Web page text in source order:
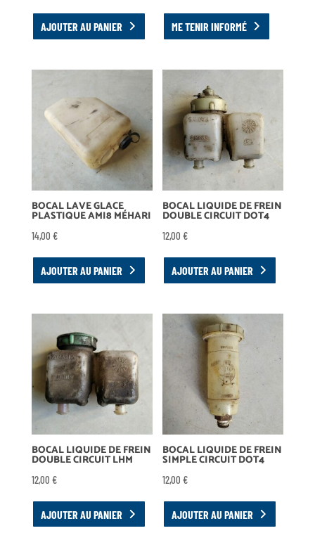
AJOUTER AU PANIER ME TENIR INFORMÉ
BOCAL LAVE GLACE
PLASTIQUE AMI8 MÉHARI
14,00 €
AJOUTER AU PANIER
BOCAL LIQUIDE DE FREIN
DOUBLE CIRCUIT DOT4
12,00€
AJOUTER AU PANIER
BOCAL LIQUIDE DE FREIN
DOUBLE CIRCUIT LHM
12,00 €
AJOUTER AU PANIER
BOCAL LIQUIDE DE FREIN
SIMPLE CIRCUIT DOT4
12,00€
AJOUTER AU PANIER